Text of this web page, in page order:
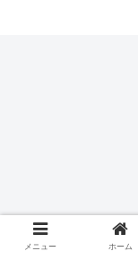
メニュー ホーム